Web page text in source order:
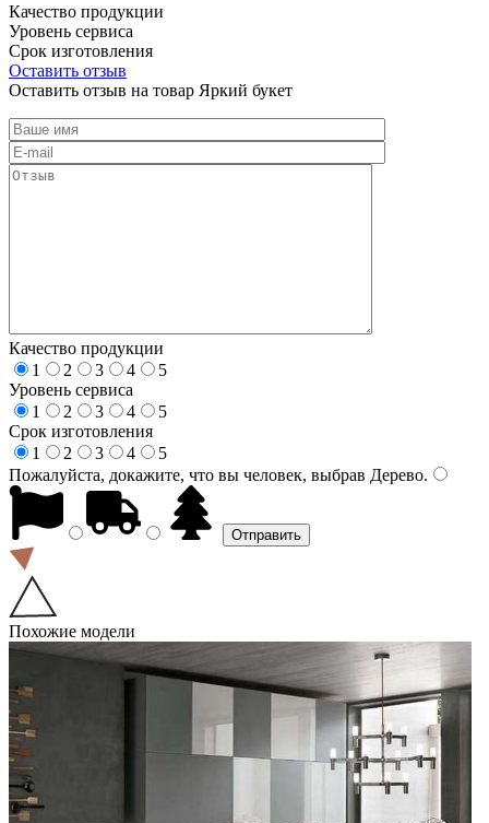
Качество продукции
Уровень сервиса
Срок изготовления
Оставить отзыв
Оставить отзыв на товар Яркий букет
Качество продукции
1
2 3 4
5
Уровень сервиса
1
2 3 4
5
Срок изготовления
1
2 3 4
5
Пожалуйста, докажите, что вы человек, выбрав Дерево.
Похожие модели